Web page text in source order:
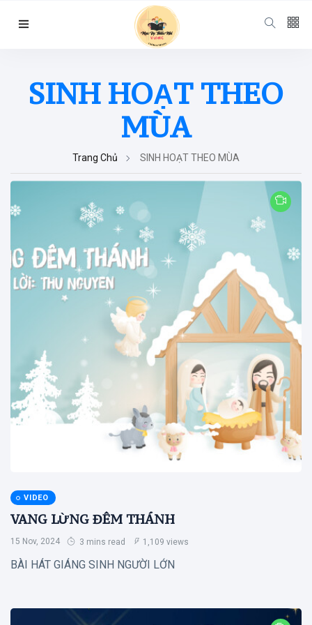
Follow us
65 K
Categories
Chuyện Hay Ý
THEO MÙA
(28)
Vườn Thơ
(26)
Hình Ảnh -
Bài viết
mới nhất
B
Bài Học
SINH HOẠT THEO
MÙA
Trang Chủ SINH HOẠT THEO MÙA
VIDEO
VANG LỪNG ĐÊM THÁNH
15 Nov, 2024 3 mins read 1,109 views
BÀI HÁT GIÁNG SINH NGƯỜI LỚN